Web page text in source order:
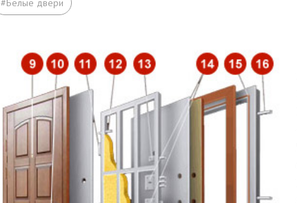
МКАДа
Расширение дверного проема
Отделка
Заделка швов монтажной пеной
Откосы (изнутри помещения)
Вывод звонков
#Белые двери